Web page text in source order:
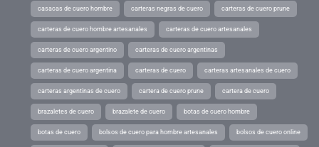
casacas de cuero hombre carteras negras de cuero carteras de cuero prune
carteras de cuero hombre artesanales carteras de cuero artesanales
carteras de cuero argentino carteras de cuero argentinas
carteras de cuero argentina carteras de cuero carteras artesanales de cuero
carteras argentinas de cuero cartera de cuero prune cartera de cuero
brazaletes de cuero brazalete de cuero botas de cuero hombre
botas de cuero bolsos de cuero para hombre artesanales bolsos de cuero online